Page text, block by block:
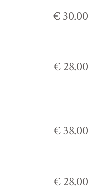
€ 30.00
€ 28.00
€ 38.00
€ 28.00